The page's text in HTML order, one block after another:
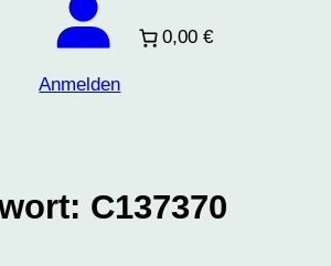
Anmelden
0,00 €
C137370